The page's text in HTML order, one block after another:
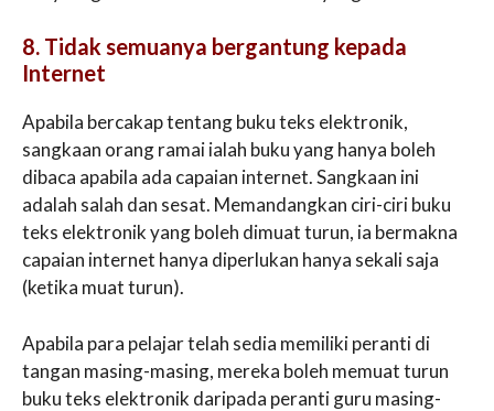
8. Tidak semuanya bergantung kepada
Internet
Apabila bercakap tentang buku teks elektronik,
sangkaan orang ramai ialah buku yang hanya boleh
dibaca apabila ada capaian internet. Sangkaan ini
adalah salah dan sesat. Memandangkan ciri-ciri buku
teks elektronik yang boleh dimuat turun, ia bermakna
capaian internet hanya diperlukan hanya sekali saja
(ketika muat turun).
Apabila para pelajar telah sedia memiliki peranti di
tangan masing-masing, mereka boleh memuat turun
buku teks elektronik daripada peranti guru masing-